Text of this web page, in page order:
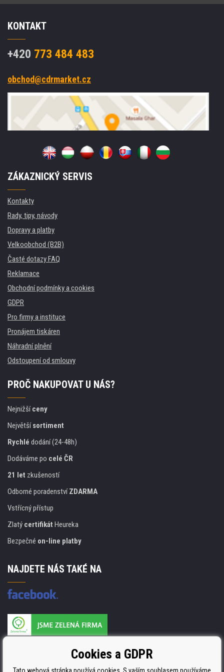
KONTAKT
+420 773 484 483
obchod@cdrmarket.cz
ZÁKAZNICKÝ SERVIS
Kontakty
Rady, tipy, návody
Dopravy a platby
Velkoobchod (B2B)
Časté dotazy FAQ
Reklamace
Obchodní podmínky a cookies
GDPR
Pro firmy a instituce
Pronájem tiskáren
Náhradní plnění
Odstoupení od smlouvy
PROČ NAKUPOVAT U NÁS?
Nejnižšíceny
Největšísortiment
Rychlé dodání (24-48h)
Dodáváme po celé ČR
21 let zkušeností
Odborné poradenstvíZDARMA
Vstřícný přístup
Zlatý certifikát Heureka
Bezpečné on-line platby
NAJDETE NÁS TAKÉ NA
ISO 9001. ISO 14001 a STMC.Cookies a GDPR